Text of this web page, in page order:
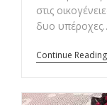
στις
δυο
Continue Reading